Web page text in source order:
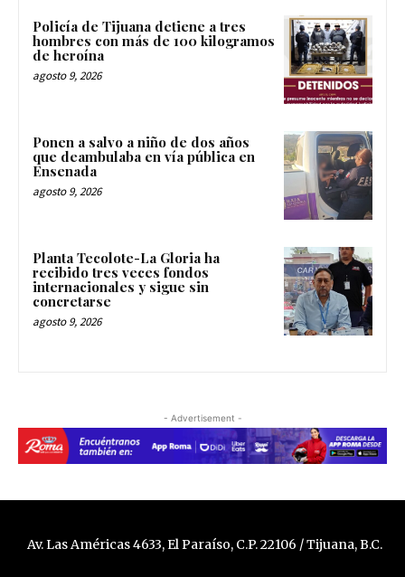
Policía de Tijuana detiene a tres
hombres con más de 100 kilogramos
de heroína
agosto 9, 2026
Ponen a salvo a niño de dos años
que deambulaba en vía pública en
Ensenada
agosto 9, 2026
Planta Tecolote-La Gloria ha
recibido tres veces fondos
internacionales y sigue sin
concretarse
agosto 9, 2026
- Advertisement -
Av. Las Américas 4633, El Paraíso, C.P. 22106 / Tijuana, B.C.